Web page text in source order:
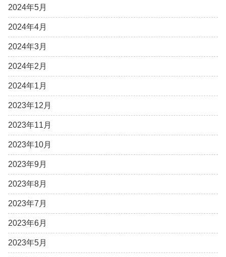
2024年5月
2024年4月
2024年3月
2024年2月
2024年1月
2023年12月
2023年11月
2023年10月
2023年9月
2023年8月
2023年7月
2023年6月
2023年5月